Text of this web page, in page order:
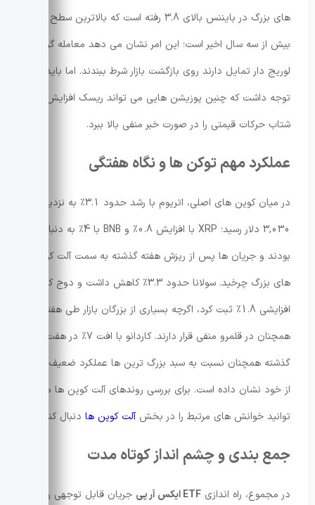
های بزرگ در بایننس بالای 3.8 رفته است که بالاترین سطح در
بیش از سه سال اخیر است؛ این امر نشان می دهد معامله گران
لوریج دار تمایل دارند روی بازگشت بازار شرط ببندند. اما باید
توجه داشت که چنین پوزیشن هایی می تواند ریسک افزایش
شتاب حرکات قیمتی را در صورت خبر منفی بالا ببرد.
عملکرد مهم توکن ها و نگاه هفتگی
در میان کوین های اصلی، اتریوم با رشد حدود 3.1٪ به نزدیکی
3,030 دلار رسید؛ XRP با افزایش 0.8٪ و BNB با 4٪ به دنبال آن
بودند و جریان ها پس از ریزش هفته گذشته به سمت آلت کوین
های بزرگ چرخید. سولانا حدود 3.3٪ کاهش داشت و دوج کوین
افزایشی 1.8٪ ثبت کرد، اگرچه بسیاری از بزرگان بازار طی هفته
همچنان در قلمرو منفی قرار دارند. کاردانو با افت 7٪ در هفت روز
گذشته همچنان نسبت به سبد بزرگ ترین ها عملکرد ضعیف تری
از خود نشان داده است. برای بررسی روندهای آلت کوین ها می
توانید خوانش های مرتبط را در بخشآلت کوین ها دنبال کنید.
جمع بندی و چشم انداز کوتاه مدت
در مجموع، راه اندازی ETF ایکس آر پی
جریان قابل توجهی را وارد